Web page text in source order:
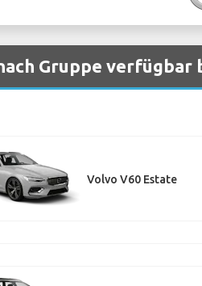
Gruppe
Volvo V60 Estate